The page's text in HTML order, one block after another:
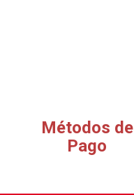
Métodos de
Pago